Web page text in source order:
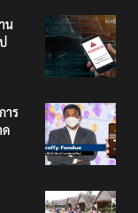
น
าร
ด